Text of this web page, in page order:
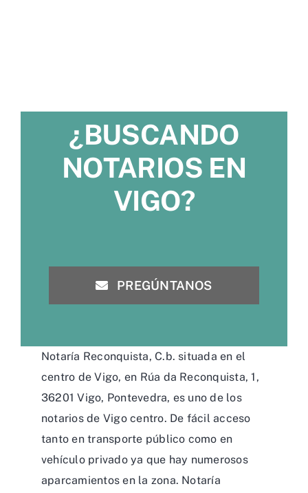
¿BUSCANDO
NOTARIOS EN
VIGO?
PREGÚNTANOS
Notaría Reconquista, C.b. situada en el
centro de Vigo, en Rúa da Reconquista, 1,
36201 Vigo, Pontevedra, es uno de los
notarios de Vigo centro. De fácil acceso
tanto en transporte público como en
vehículo privado ya que hay numerosos
aparcamientos en la zona. Notaría